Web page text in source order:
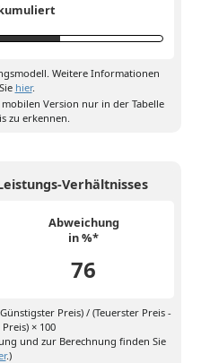
Weitere Informationen
hier.
Version nur in der Tabelle
zu erkennen.
Verhältnisses
Abweichung
in %*
76
Preis) / (Teuerster Preis -
× 100
und zur Berechnung finden Sie
.)